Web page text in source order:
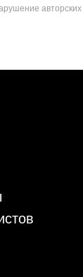
авторских